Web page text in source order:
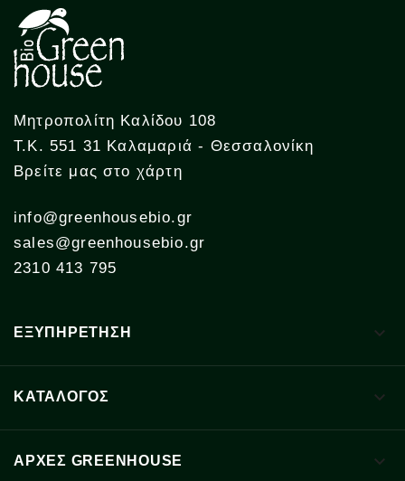
Μητροπολίτη Καλίδου 108
Τ.Κ. 551 31 Καλαμαριά - Θεσσαλονίκη
Βρείτε μας στο χάρτη
info@greenhousebio.gr
sales@greenhousebio.gr
2310 413 795
ΕΞΥΠΗΡΕΤΗΣΗ 
ΚΑΤΑΛΟΓΟΣ 
ΑΡΧΈΣ GREENHOUSE 